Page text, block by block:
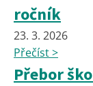
ročník
23. 3. 2026
Přečíst >
Přebor